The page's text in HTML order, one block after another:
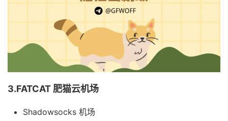
3.FATCAT 肥猫云机场
Shadowsocks 机场